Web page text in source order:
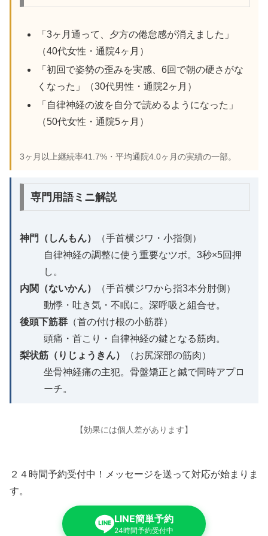
「3ヶ月通って、夕方の倦怠感が消えました」
（40代女性・通院4ヶ月）
「初回で姿勢の歪みを実感、6回で朝の硬さがな
くなった」（30代男性・通院2ヶ月）
「自律神経の波を自分で読めるようになった」
（50代女性・通院5ヶ月）
3ヶ月以上継続率41.7%・平均通院4.0ヶ月の実績の一部。
専門用語ミニ解説
神門（しんもん）
（手首横ジワ・小指側）
自律神経の調整に使う重要なツボ。3秒×5回押
し。
内関（ないかん）
（手首横ジワから指3本分肘側）
動悸・吐き気・不眠に。深呼吸と組合せ。
後頭下筋群 （首の付け根の小筋群）
頭痛・首こり・自律神経の鍵となる筋肉。
梨状筋（りじょうきん）
（お尻深部の筋肉）
坐骨神経痛の主犯。骨盤矯正と鍼で同時アプロ
ーチ。
【効果には個人差があります】
２４時間予約受付中！メッセージを送って対応が始まりま
す。
LINE簡単予約
24時間予約受付中